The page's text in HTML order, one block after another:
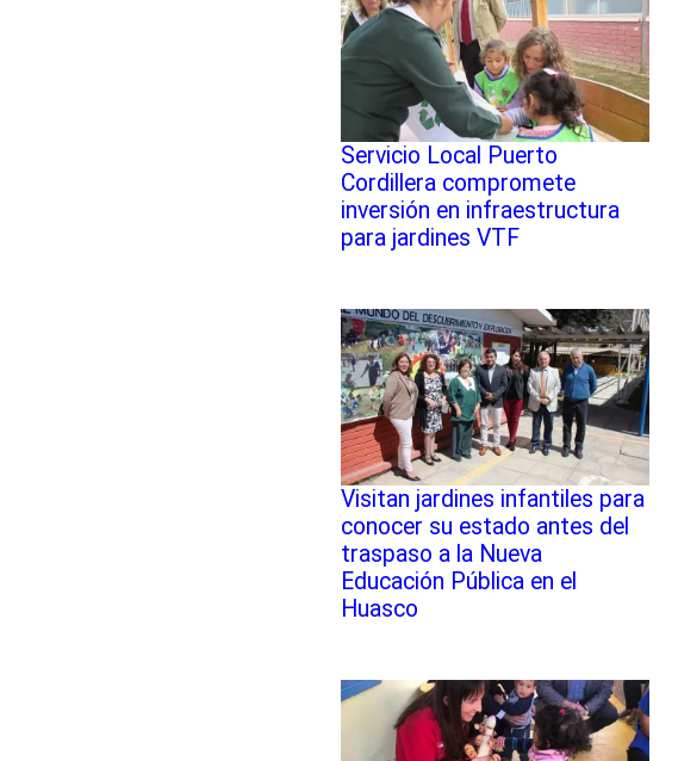
Servicio Local Puerto
Cordillera compromete
inversión en infraestructura
para jardines VTF
Visitan jardines infantiles para
conocer su estado antes del
traspaso a la Nueva
Educación Pública en el
Huasco